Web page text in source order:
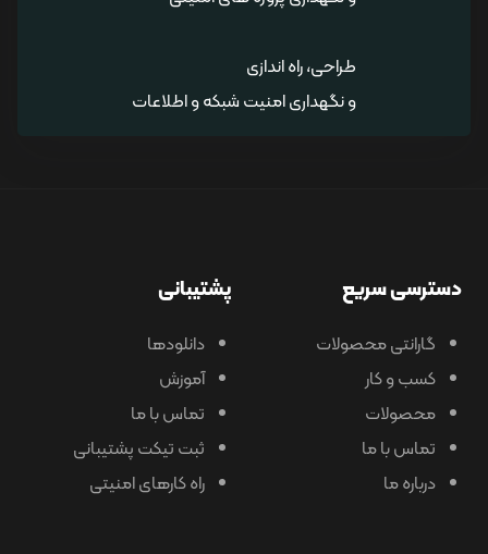
طراحی، راه اندازی
و نگهداری امنیت شبکه و اطلاعات
دسترسی سریع
گارانتی محصولات
کسب و کار
محصولات
تماس با ما
درباره ما
پشتیبانی
دانلودها
آموزش
تماس با ما
ثبت تیکت پشتیبانی
راه کارهای امنیتی